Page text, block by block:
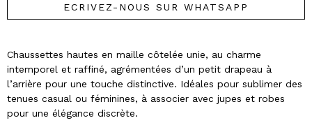
ECRIVEZ-NOUS SUR WHATSAPP
Chaussettes hautes en maille côtelée unie, au charme
intemporel et raffiné, agrémentées d’un petit drapeau à
l’arrière pour une touche distinctive. Idéales pour sublimer des
tenues casual ou féminines, à associer avec jupes et robes
pour une élégance discrète.